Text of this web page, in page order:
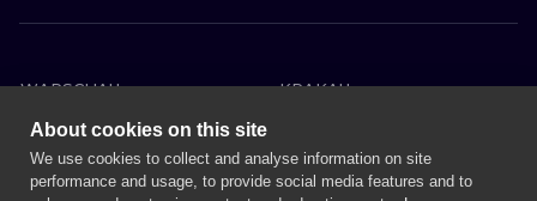
WARSCHAU
KRAKAU
BRESLAU
LONDON
HEIDELBERG
EDINBURGH
MANCHESTER
About cookies on this site
We use cookies to collect and analyse information on site
performance and usage, to provide social media features and to